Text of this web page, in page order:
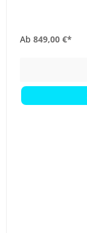
Ab 849,00 €*